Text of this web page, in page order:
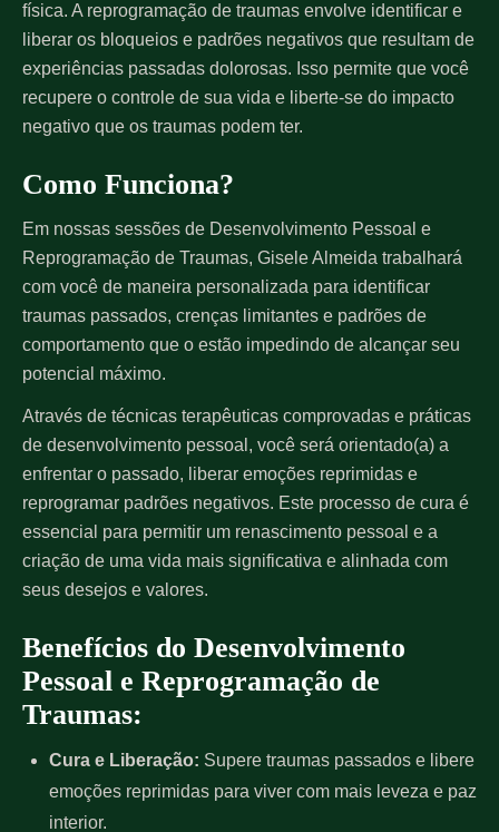
física. A reprogramação de traumas envolve identificar e
liberar os bloqueios e padrões negativos que resultam de
experiências passadas dolorosas. Isso permite que você
recupere o controle de sua vida e liberte-se do impacto
negativo que os traumas podem ter.
Como Funciona?
Em nossas sessões de Desenvolvimento Pessoal e
Reprogramação de Traumas, Gisele Almeida trabalhará
com você de maneira personalizada para identificar
traumas passados, crenças limitantes e padrões de
comportamento que o estão impedindo de alcançar seu
potencial máximo.
Através de técnicas terapêuticas comprovadas e práticas
de desenvolvimento pessoal, você será orientado(a) a
enfrentar o passado, liberar emoções reprimidas e
reprogramar padrões negativos. Este processo de cura é
essencial para permitir um renascimento pessoal e a
criação de uma vida mais significativa e alinhada com
seus desejos e valores.
Benefícios do Desenvolvimento
Pessoal e Reprogramação de
Traumas:
Cura e Liberação: Supere traumas passados e libere
emoções reprimidas para viver com mais leveza e paz
interior.